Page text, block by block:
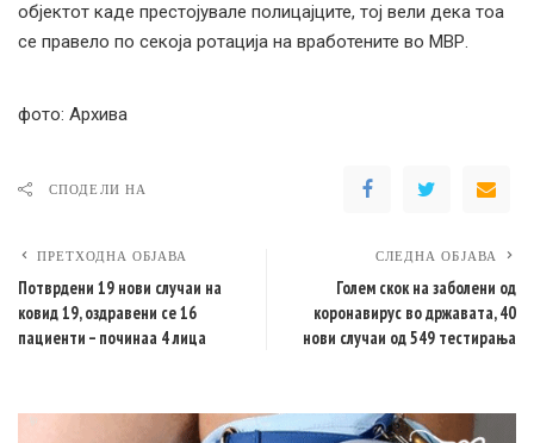
објектот каде престојувале полицајците, тој вели дека тоа
се правело по секоја ротација на вработените во МВР.
фото: Архива
СПОДЕЛИ НА
ПРЕТХОДНА ОБЈАВА
Потврдени 19 нови случаи на
ковид 19, оздравени се 16
пациенти – починаа 4 лица
СЛЕДНА ОБЈАВА
Голем скок на заболени од
коронавирус во државата, 40
нови случаи од 549 тестирања